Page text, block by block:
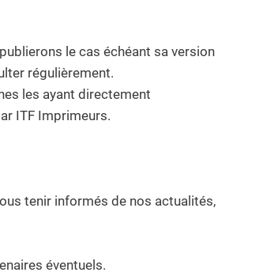
le cas échéant sa version
régulièrement.
les ayant directement
ITF Imprimeurs.
tenir informés de nos actualités,
éventuels.